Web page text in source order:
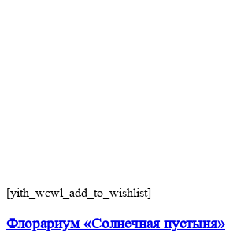
[yith_wcwl_add_to_wishlist]
Флорариум «Солнечная пустыня»